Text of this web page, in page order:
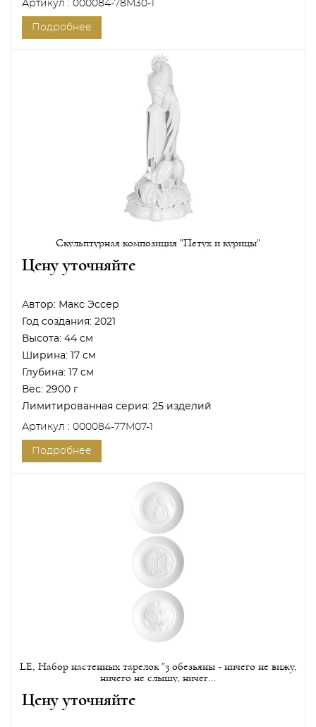
Артикул : 000084-78M30-1
Подробнее
Скульптурная композиция "Петух и курицы"
Цену уточняйте
Автор: Макс Эссер
Год создания: 2021
Высота: 44 см
Ширина:
17 см
Глубина:
17 см
Вес: 2900 г
Лимитированная серия: 25 изделий
Артикул : 000084-77M07-1
Подробнее
LE, Набор настенных тарелок "3 обезьяны - ничего не вижу,
ничего не слышу, ничег...
Цену уточняйте